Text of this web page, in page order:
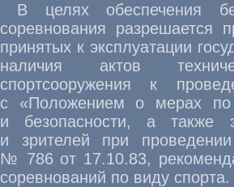
В целях обеспечения
соревнования разрешается
принятых к эксплуатации
наличия актов
спортсооружения к
с «Положением о мерах по
и безопасности, а также
и зрителей при
№ 786 от 17.10.83,
соревнований по виду спорта.